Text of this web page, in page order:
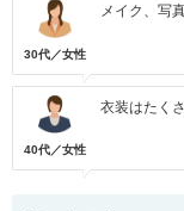
30代／女性
メイク、写
40代／女性
衣装はたく